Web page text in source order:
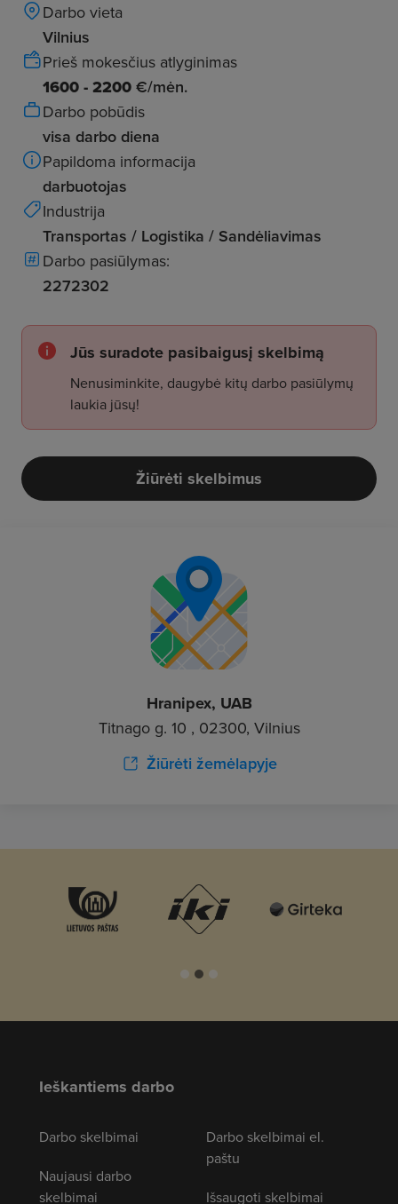
Darbo vieta
Vilnius
Prieš mokesčius atlyginimas
1600 - 2200 €/mėn.
Darbo pobūdis
visa darbo diena
Papildoma informacija
darbuotojas
Industrija
Transportas / Logistika / Sandėliavimas
Darbo pasiūlymas:
2272302
Jūs suradote pasibaigusį skelbimą
Nenusiminkite, daugybė kitų darbo pasiūlymų
laukia jūsų!
Žiūrėti skelbimus
Hranipex, UAB
Titnago g. 10 , 02300, Vilnius
Žiūrėti žemėlapyje
Ieškantiems darbo
Darbo skelbimai
Naujausi darbo
skelbimai
Darbo skelbimai el.
paštu
Išsaugoti skelbimai